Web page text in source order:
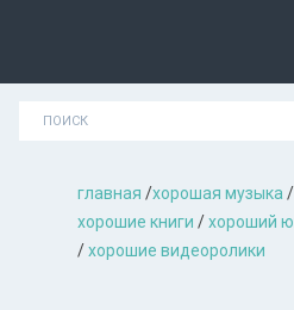
главная /хорошая музыкa /
хорошие книги /хороший
/хорошие видеоролики